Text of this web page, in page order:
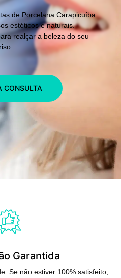
de Porcelana Carapicuíba
estéticos e naturais.
realçar a beleza do seu
CONSULTA
Garantida
Se não estiver 100% satisfeito,